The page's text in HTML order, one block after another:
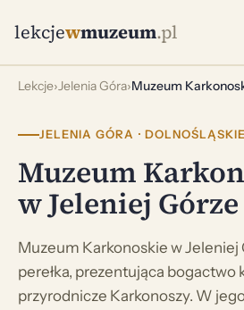
lekcjewmuzeum.pl
Lekcje› Jelenia Góra›Muzeum
JELENIA GÓRA · DOLNOŚLĄSKIE
Muzeum
w Jeleniej Górze
Muzeum Karkonoskie w Jeleniej
perełka, prezentująca bogactwo
przyrodnicze Karkonoszy. W